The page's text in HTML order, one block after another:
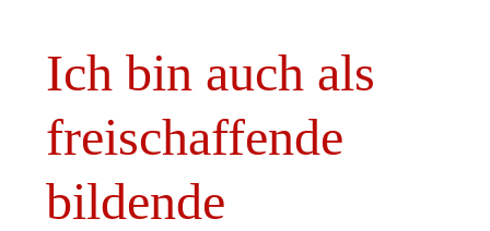
Ich bin auch als
freischaffende
bildende